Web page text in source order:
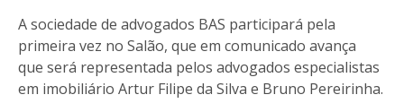
A sociedade de advogados BAS participará pela
primeira vez no Salão, que em comunicado avança
que será representada pelos advogados especialistas
em imobiliário Artur Filipe da Silva e Bruno Pereirinha.